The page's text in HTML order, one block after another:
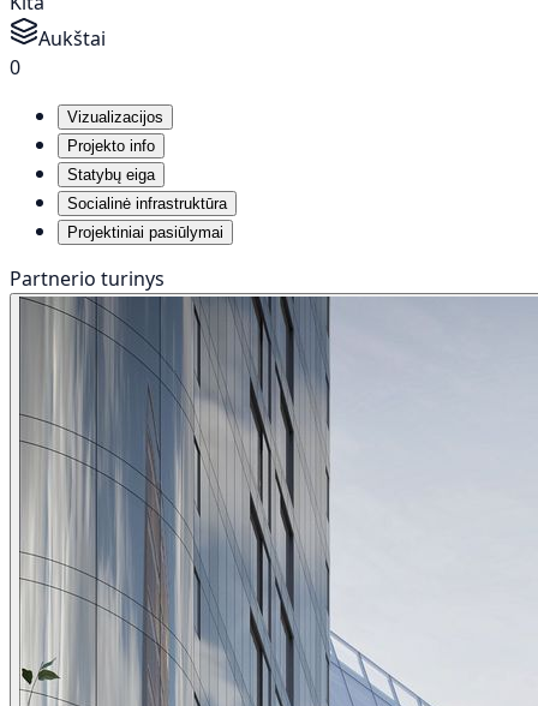
Aukštai
0
Vizualizacijos
Projekto info
Statybų eiga
Socialinė infrastruktūra
Projektiniai pasiūlymai
Partnerio turinys